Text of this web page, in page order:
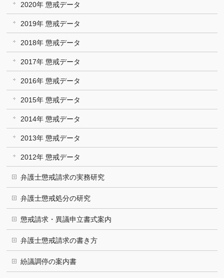
2020年 懲戒データ
2019年 懲戒データ
2018年 懲戒データ
2017年 懲戒データ
2016年 懲戒データ
2015年 懲戒データ
2014年 懲戒データ
2013年 懲戒データ
2012年 懲戒データ
弁護士懲戒請求の実務研究
弁護士懲戒処分の研究
懲戒請求・異議申立書式案内
弁護士懲戒請求の書き方
紛議調停の案内書